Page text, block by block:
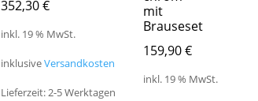
352,30€
inkl. 19 % MwSt.
inklusiveVersandkosten
Lieferzeit: 2-5 Werktagen
mit
Brauseset
159,90€
inkl. 19 % MwSt.